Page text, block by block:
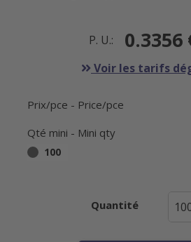
P. U.: 0.3356
Voir les tarifs
Prix/pce - Price/pce
Qté mini - Mini qty
100
Quantité